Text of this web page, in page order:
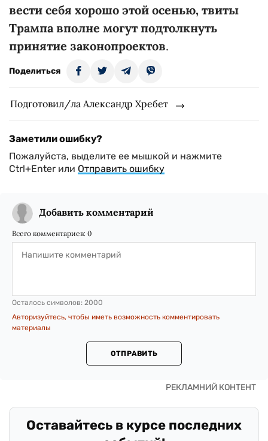
вести себя хорошо этой осенью, твиты
Трампа вполне могут подтолкнуть
принятие законопроектов.
Поделиться
Подготовил/ла Александр Хребет
Заметили ошибку?
Пожалуйста, выделите ее мышкой и нажмите
Ctrl+Enter или Отправить ошибку
Добавить комментарий
Всего комментариев: 0
Осталось символов: 2000
Авторизуйтесь, чтобы иметь возможность комментировать
материалы
ОТПРАВИТЬ
Оставайтесь в курсе последних